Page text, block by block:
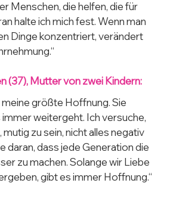
Menschen, die helfen, die für
halte ich mich fest. Wenn man
Dinge konzentriert, verändert
(37), Mutter von zwei Kindern:
meine größte Hoffnung. Sie
immer weitergeht. Ich versuche,
zu sein, nicht alles negativ
daran, dass jede Generation die
zu machen. Solange wir Liebe
gibt es immer Hoffnung.“